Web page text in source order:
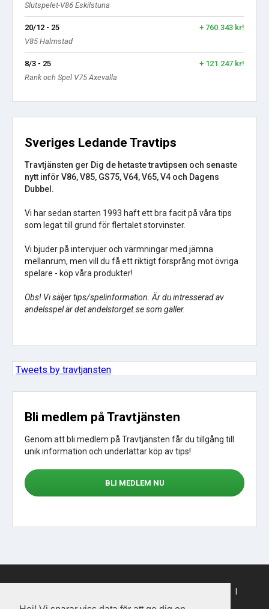
Slutspelet-V86 Eskilstuna
20/12 - 25
+ 760.343 kr!
V85 Halmstad
8/3 - 25
+ 121.247 kr!
Rank och Spel V75 Axevalla
Sveriges Ledande Travtips
Travtjänsten ger Dig de hetaste travtipsen och senaste
nytt inför V86, V85, GS75, V64, V65, V4 och Dagens
Dubbel.
Vi har sedan starten 1993 haft ett bra facit på våra tips
som legat till grund för flertalet storvinster.
Vi bjuder på intervjuer och värmningar med jämna
mellanrum, men vill du få ett riktigt försprång mot övriga
spelare - köp våra produkter!
Obs! Vi säljer tips/spelinformation. Är du intresserad av
andelsspel är det andelstorget.se som gäller.
Tweets by travtjansten
Bli medlem på Travtjänsten
Genom att bli medlem på Travtjänsten får du tillgång till
unik information och underlättar köp av tips!
BLI MEDLEM NU
|